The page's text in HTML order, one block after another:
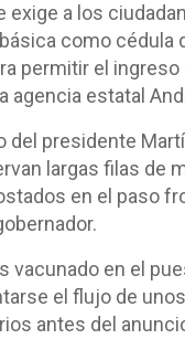
exige a los
como cédula
permitir el ingreso
agencia estatal
del presidente
largas filas de
en el paso
vacunado en el
el flujo de
antes del